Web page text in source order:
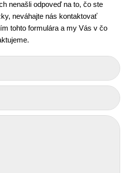
nenašli odpoveď na to, čo ste
neváhajte nás kontaktovať
tohto formulára a my Vás v čo